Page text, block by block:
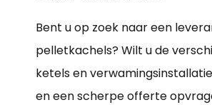
Bent u op zoek naar een
pelletkachels? Wilt u de
ketels en
en een scherpe offerte